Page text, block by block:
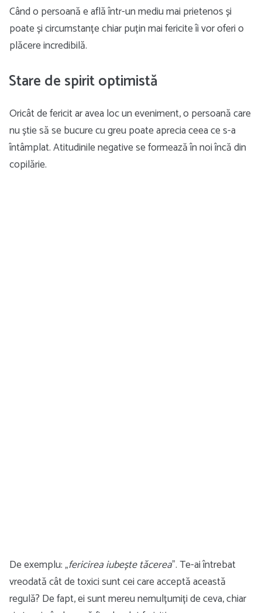
Când o persoană e află într-un mediu mai prietenos și
poate și circumstanțe chiar puțin mai fericite îi vor oferi o
plăcere incredibilă.
Stare de spirit optimistă
Oricât de fericit ar avea loc un eveniment, o persoană care
nu știe să se bucure cu greu poate aprecia ceea ce s-a
întâmplat. Atitudinile negative se formează în noi încă din
copilărie.
De exemplu: „fericirea iubește tăcerea”. Te-ai întrebat
vreodată cât de toxici sunt cei care acceptă această
regulă? De fapt, ei sunt mereu nemulțumiți de ceva, chiar